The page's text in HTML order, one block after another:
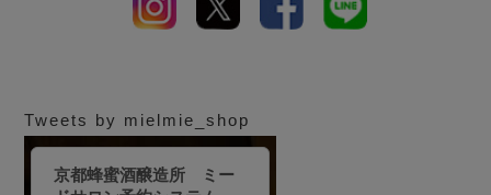
Tweets by mielmie_shop